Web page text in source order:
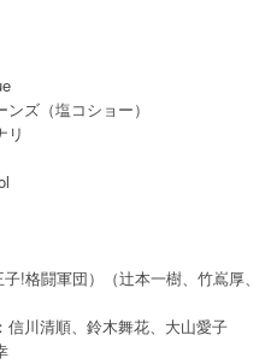
ズ（塩コショー）
リ
!格闘軍団）（辻本一樹、竹嶌厚、
信川清順、鈴木舞花、大山愛子